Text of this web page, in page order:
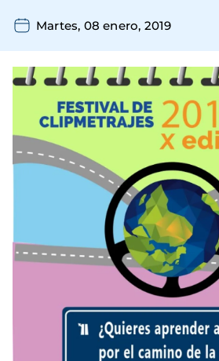
Martes, 08 enero, 2019